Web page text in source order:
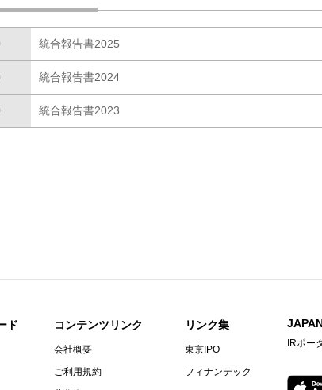
統合報告書2025
統合報告書2024
統合報告書2023
ド コンテンツリンク
会社概要
ご利用規約
リンク集
東京IPO
フィナンテック
IRポー